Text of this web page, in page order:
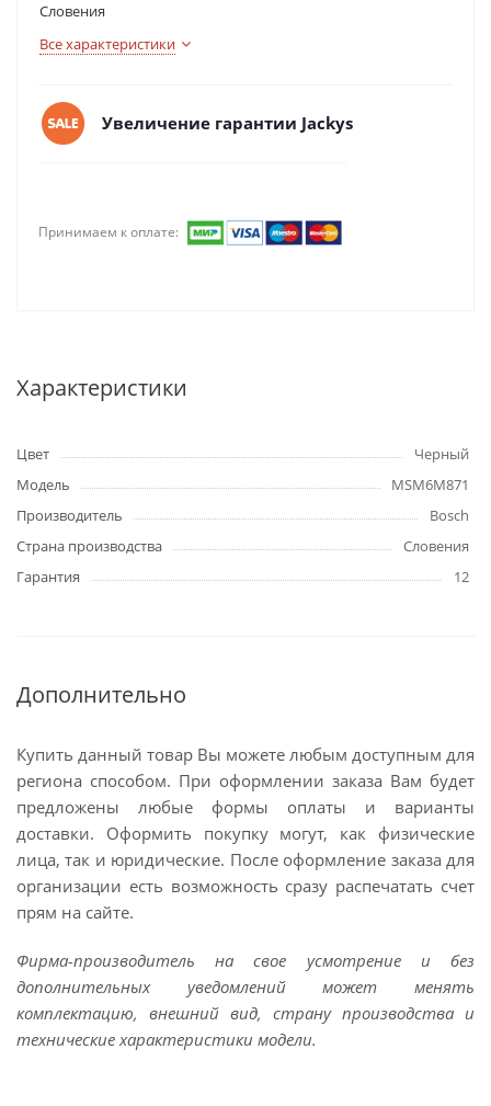
Словения
Все характеристики
Увеличение гарантии Jackys
Принимаем к оплате:
Характеристики
Цвет
Черный
Модель
MSM6M871
Производитель
Bosch
Страна производства
Словения
Гарантия
12
Дополнительно
Купить данный товар Вы можете любым доступным для
региона способом. При оформлении заказа Вам будет
предложены любые формы оплаты и варианты
доставки. Оформить покупку могут, как физические
лица, так и юридические. После оформление заказа для
организации есть возможность сразу распечатать счет
прям на сайте.
Фирма-производитель на свое усмотрение и без
дополнительных уведомлений может менять
комплектацию, внешний вид, страну производства и
технические характеристики модели.